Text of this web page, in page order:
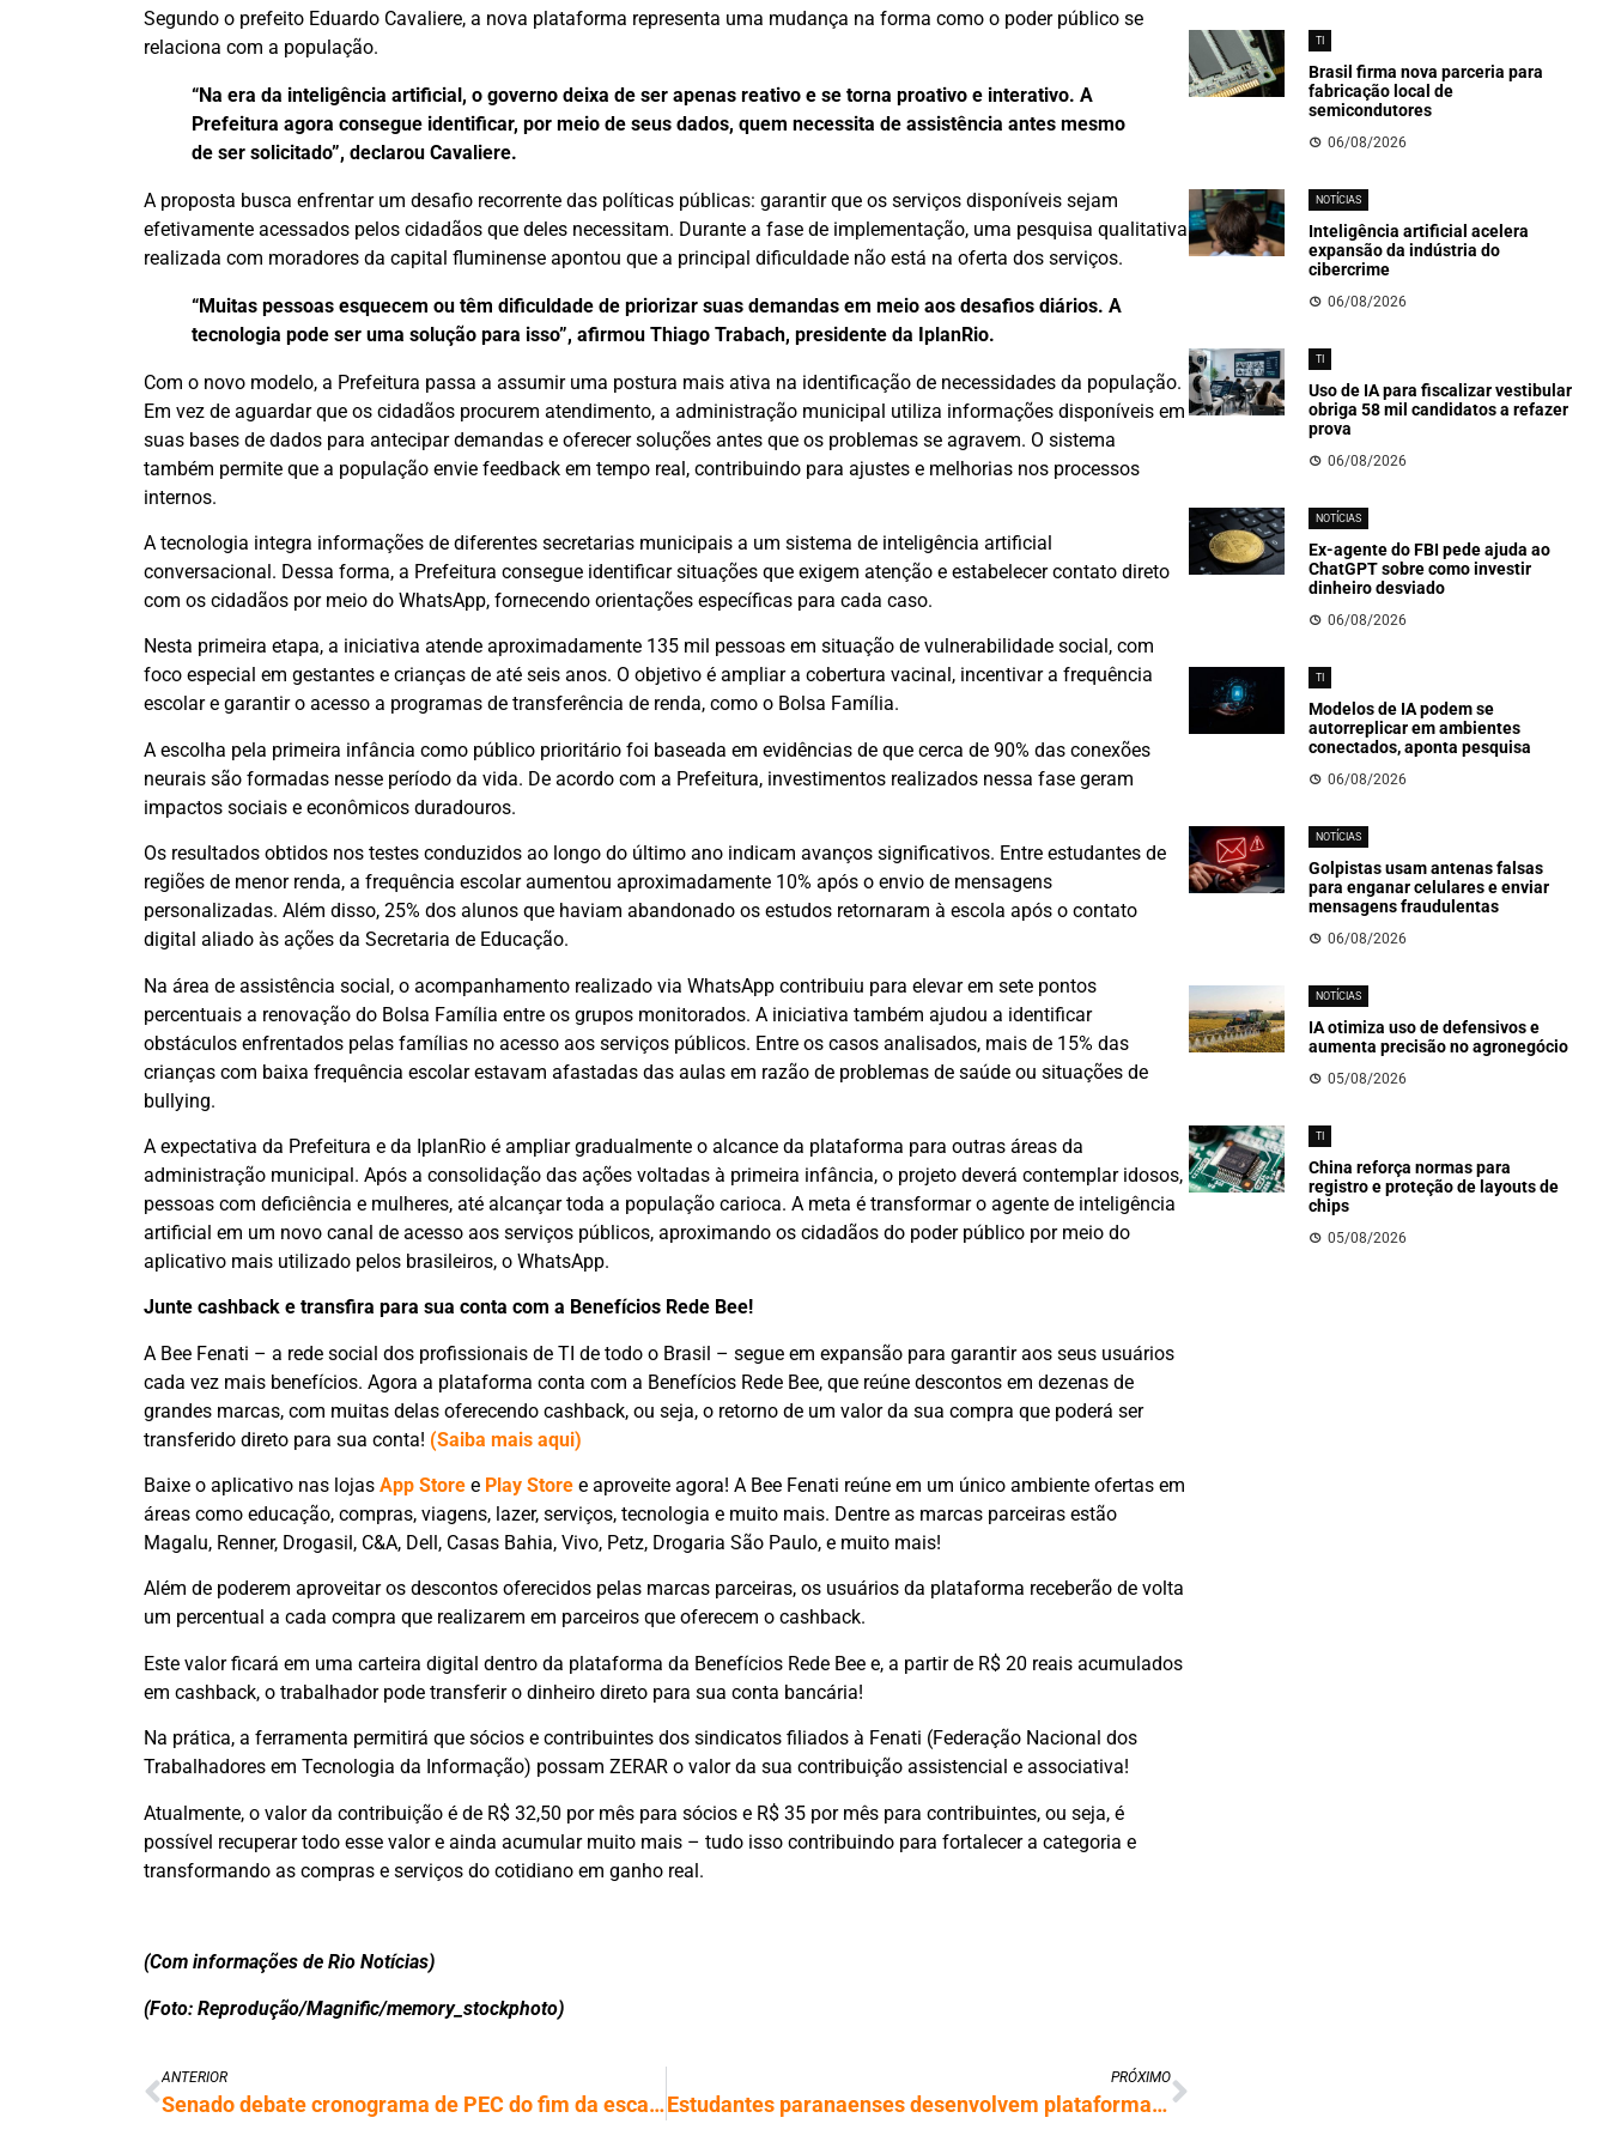
Segundo o prefeito Eduardo Cavaliere, a nova plataforma representa uma mudança na forma como o poder público se
relaciona com a população.
“Na era da inteligência artificial, o governo deixa de ser apenas reativo e se torna proativo e interativo. A
Prefeitura agora consegue identificar, por meio de seus dados, quem necessita de assistência antes mesmo
de ser solicitado”, declarou Cavaliere.
A proposta busca enfrentar um desafio recorrente das políticas públicas: garantir que os serviços disponíveis sejam
efetivamente acessados pelos cidadãos que deles necessitam. Durante a fase de implementação, uma pesquisa qualitativa
realizada com moradores da capital fluminense apontou que a principal dificuldade não está na oferta dos serviços.
“Muitas pessoas esquecem ou têm dificuldade de priorizar suas demandas em meio aos desafios diários. A
tecnologia pode ser uma solução para isso”, afirmou Thiago Trabach, presidente da IplanRio.
Com o novo modelo, a Prefeitura passa a assumir uma postura mais ativa na identificação de necessidades da população.
Em vez de aguardar que os cidadãos procurem atendimento, a administração municipal utiliza informações disponíveis em
suas bases de dados para antecipar demandas e oferecer soluções antes que os problemas se agravem. O sistema
também permite que a população envie feedback em tempo real, contribuindo para ajustes e melhorias nos processos
internos.
A tecnologia integra informações de diferentes secretarias municipais a um sistema de inteligência artificial
conversacional. Dessa forma, a Prefeitura consegue identificar situações que exigem atenção e estabelecer contato direto
com os cidadãos por meio do WhatsApp, fornecendo orientações específicas para cada caso.
Nesta primeira etapa, a iniciativa atende aproximadamente 135 mil pessoas em situação de vulnerabilidade social, com
foco especial em gestantes e crianças de até seis anos. O objetivo é ampliar a cobertura vacinal, incentivar a frequência
escolar e garantir o acesso a programas de transferência de renda, como o Bolsa Família.
A escolha pela primeira infância como público prioritário foi baseada em evidências de que cerca de 90% das conexões
neurais são formadas nesse período da vida. De acordo com a Prefeitura, investimentos realizados nessa fase geram
impactos sociais e econômicos duradouros.
Os resultados obtidos nos testes conduzidos ao longo do último ano indicam avanços significativos. Entre estudantes de
regiões de menor renda, a frequência escolar aumentou aproximadamente 10% após o envio de mensagens
personalizadas. Além disso, 25% dos alunos que haviam abandonado os estudos retornaram à escola após o contato
digital aliado às ações da Secretaria de Educação.
Na área de assistência social, o acompanhamento realizado via WhatsApp contribuiu para elevar em sete pontos
percentuais a renovação do Bolsa Família entre os grupos monitorados. A iniciativa também ajudou a identificar
obstáculos enfrentados pelas famílias no acesso aos serviços públicos. Entre os casos analisados, mais de 15% das
crianças com baixa frequência escolar estavam afastadas das aulas em razão de problemas de saúde ou situações de
bullying.
A expectativa da Prefeitura e da IplanRio é ampliar gradualmente o alcance da plataforma para outras áreas da
administração municipal. Após a consolidação das ações voltadas à primeira infância, o projeto deverá contemplar idosos,
pessoas com deficiência e mulheres, até alcançar toda a população carioca. A meta é transformar o agente de inteligência
artificial em um novo canal de acesso aos serviços públicos, aproximando os cidadãos do poder público por meio do
aplicativo mais utilizado pelos brasileiros, o WhatsApp.
Junte cashback e transfira para sua conta com a Benefícios Rede Bee!
A Bee Fenati – a rede social dos profissionais de TI de todo o Brasil – segue em expansão para garantir aos seus usuários
cada vez mais benefícios. Agora a plataforma conta com a Benefícios Rede Bee, que reúne descontos em dezenas de
grandes marcas, com muitas delas oferecendo cashback, ou seja, o retorno de um valor da sua compra que poderá ser
transferido direto para sua conta! (Saiba mais aqui)
Baixe o aplicativo nas lojas App Storee Play Storee aproveite agora! A Bee Fenati reúne em um único ambiente ofertas em
áreas como educação, compras, viagens, lazer, serviços, tecnologia e muito mais. Dentre as marcas parceiras estão
Magalu, Renner, Drogasil, C&A, Dell, Casas Bahia, Vivo, Petz, Drogaria São Paulo, e muito mais!
Além de poderem aproveitar os descontos oferecidos pelas marcas parceiras, os usuários da plataforma receberão de volta
um percentual a cada compra que realizarem em parceiros que oferecem o cashback.
Este valor ficará em uma carteira digital dentro da plataforma da Benefícios Rede Bee e, a partir de R$ 20 reais acumulados
em cashback, o trabalhador pode transferir o dinheiro direto para sua conta bancária!
Na prática, a ferramenta permitirá que sócios e contribuintes dos sindicatos filiados à Fenati (Federação Nacional dos
Trabalhadores em Tecnologia da Informação) possam ZERAR o valor da sua contribuição assistencial e associativa!
Atualmente, o valor da contribuição é de R$ 32,50 por mês para sócios e R$ 35 por mês para contribuintes, ou seja, é
possível recuperar todo esse valor e ainda acumular muito mais – tudo isso contribuindo para fortalecer a categoria e
transformando as compras e serviços do cotidiano em ganho real.
(Com informações de Rio Notícias)
(Foto: Reprodução/Magnific/memory_stockphoto)
ANTERIOR
Senado debate cronograma de PEC do fim da escala 6×1 e redução da jornada
PRÓXIMO
Estudantes paranaenses desenvolvem plataforma para acompanhar emissões e qualidade do ar em tempo real
TI
Brasil firma nova parceria para
fabricação local de
semicondutores
06/08/2026
NOTÍCIAS
Inteligência artificial acelera
expansão da indústria do
cibercrime
06/08/2026
TI
Uso de IA para fiscalizar vestibular
obriga 58 mil candidatos a refazer
prova
06/08/2026
NOTÍCIAS
Ex-agente do FBI pede ajuda ao
ChatGPT sobre como investir
dinheiro desviado
06/08/2026
TI
Modelos de IA podem se
autorreplicar em ambientes
conectados, aponta pesquisa
06/08/2026
NOTÍCIAS
Golpistas usam antenas falsas
para enganar celulares e enviar
mensagens fraudulentas
06/08/2026
NOTÍCIAS
IA otimiza uso de defensivos e
aumenta precisão no agronegócio
05/08/2026
TI
China reforça normas para
registro e proteção de layouts de
chips
05/08/2026